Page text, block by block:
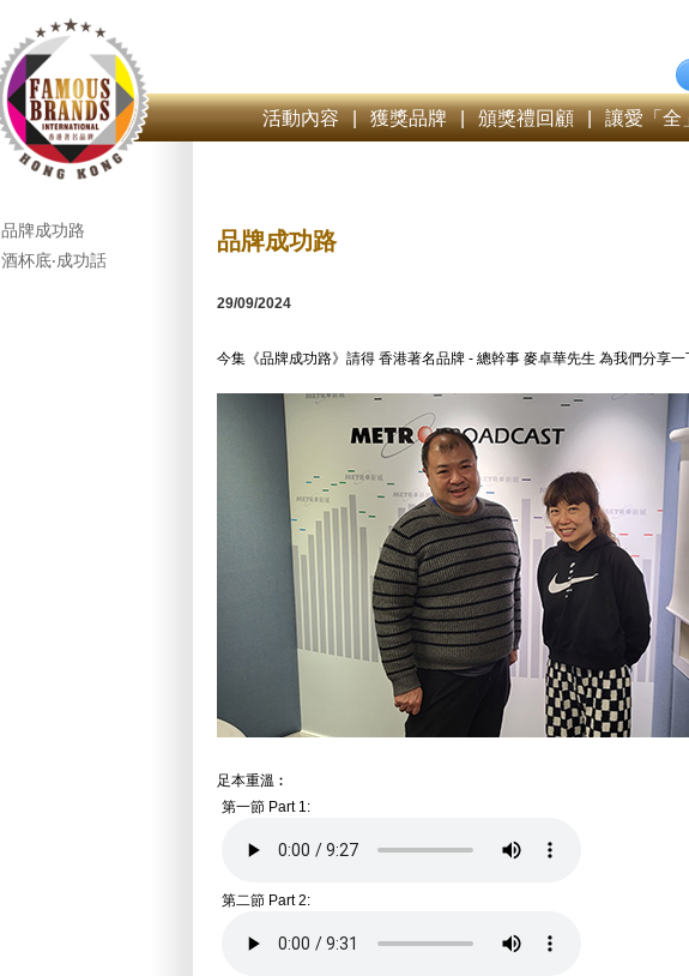
活動內容 | 獲獎品牌 | 頒獎禮回顧 | 讓愛「全
品牌成功路
酒杯底‧成功話
品牌成功路
29/09/2024
今集《品牌成功路》請得 香港著名品牌 - 總幹事 麥卓華先生 為我們分享一
足本重溫︰
第一節 Part 1:
第二節 Part 2: